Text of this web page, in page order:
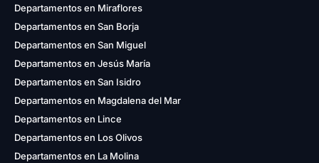
Departamentos en Miraflores
Departamentos en San Borja
Departamentos en San Miguel
Departamentos en Jesús María
Departamentos en San Isidro
Departamentos en Magdalena del Mar
Departamentos en Lince
Departamentos en Los Olivos
Departamentos en La Molina